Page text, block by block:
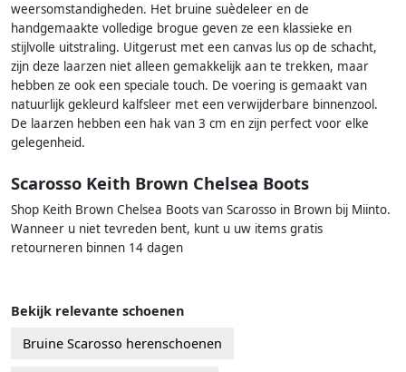
weersomstandigheden. Het bruine suèdeleer en de
handgemaakte volledige brogue geven ze een klassieke en
stijlvolle uitstraling. Uitgerust met een canvas lus op de schacht,
zijn deze laarzen niet alleen gemakkelijk aan te trekken, maar
hebben ze ook een speciale touch. De voering is gemaakt van
natuurlijk gekleurd kalfsleer met een verwijderbare binnenzool.
De laarzen hebben een hak van 3 cm en zijn perfect voor elke
gelegenheid.
Scarosso Keith Brown Chelsea Boots
Shop Keith Brown Chelsea Boots van Scarosso in Brown bij Miinto.
Wanneer u niet tevreden bent, kunt u uw items gratis
retourneren binnen 14 dagen
Bekijk relevante schoenen
Bruine Scarosso herenschoenen